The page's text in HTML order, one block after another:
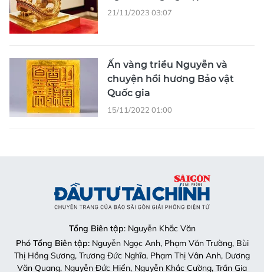
21/11/2023 03:07
Ấn vàng triều Nguyễn và
chuyện hồi hương Bảo vật
Quốc gia
15/11/2022 01:00
Tổng Biên tập: Nguyễn Khắc Văn
Phó Tổng Biên tập:Nguyễn Ngọc Anh, Phạm Văn Trường, Bùi
Thị Hồng Sương, Trương Đức Nghĩa, Phạm Thị Vân Anh, Dương
Văn Quang, Nguyễn Đức Hiển, Nguyễn Khắc Cường, Trần Gia